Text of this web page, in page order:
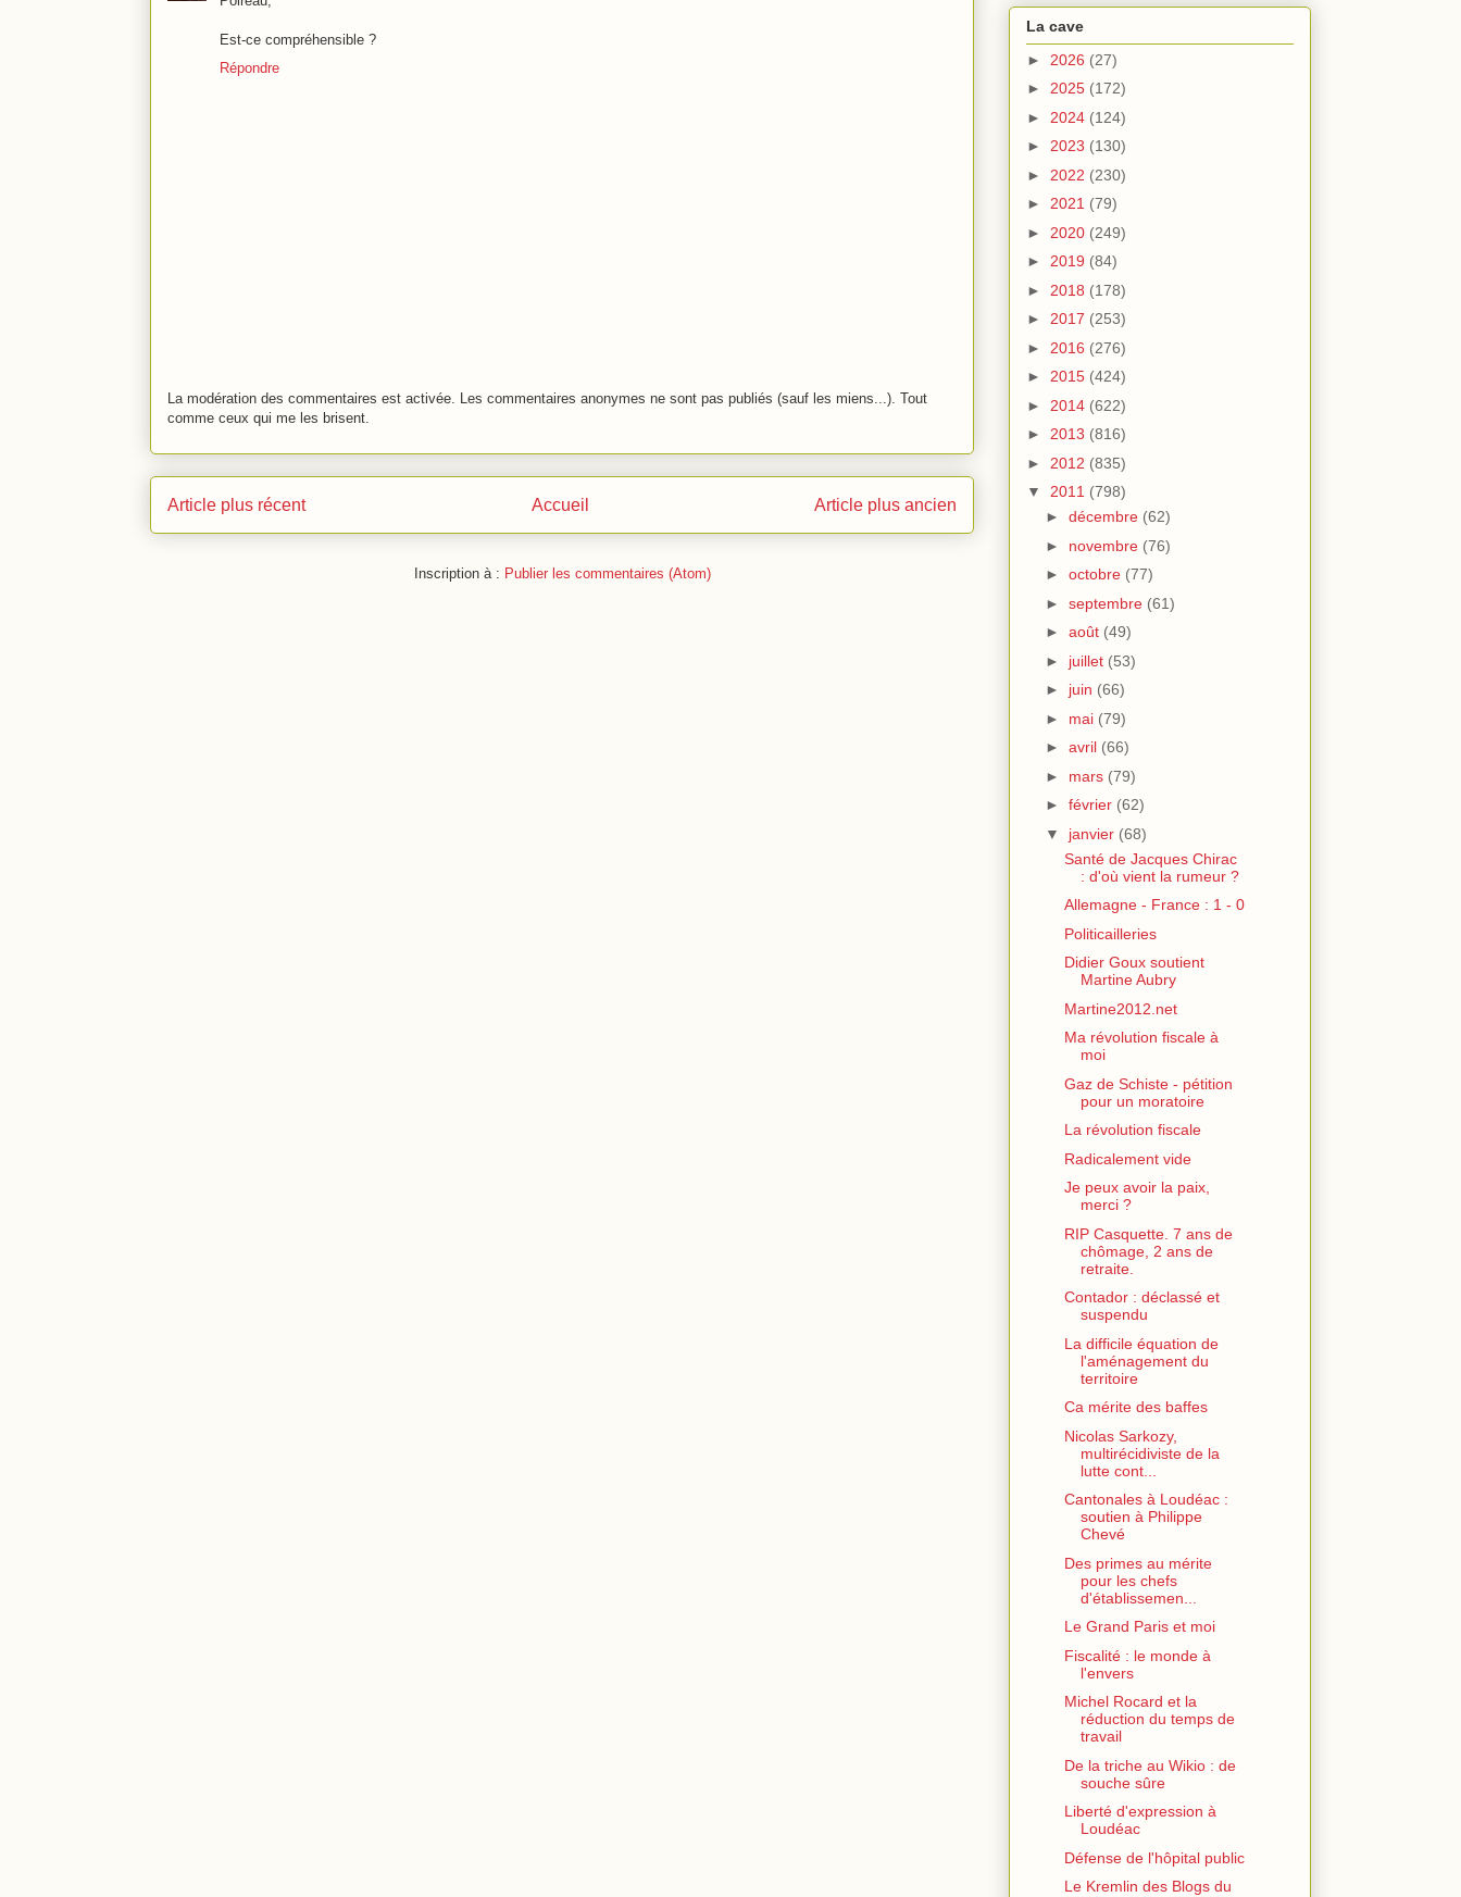
Est-ce compréhensible ?
Répondre
La modération des commentaires est activée. Les commentaires anonymes ne sont pas publiés (sauf les miens...). Tout
comme ceux qui me les brisent.
Article plus récent Article plus ancien
Accueil
Inscription à : Publier les commentaires (Atom)
La cave
► 2026 (27)
► 2025 (172)
► 2024 (124)
► 2023 (130)
► 2022 (230)
► 2021 (79)
► 2020 (249)
► 2019 (84)
► 2018 (178)
► 2017 (253)
► 2016 (276)
► 2015 (424)
► 2014 (622)
► 2013 (816)
► 2012 (835)
▼ 2011 (798)
► décembre (62)
► novembre (76)
► octobre (77)
► septembre (61)
► août (49)
► juillet (53)
► juin (66)
► mai (79)
► avril (66)
► mars (79)
► février (62)
▼ janvier (68)
Santé de Jacques Chirac
: d'où vient la rumeur ?
Allemagne - France : 1 - 0
Politicailleries
Didier Goux soutient
Martine Aubry
Martine2012.net
Ma révolution fiscale à
moi
Gaz de Schiste - pétition
pour un moratoire
La révolution fiscale
Radicalement vide
Je peux avoir la paix,
merci ?
RIP Casquette. 7 ans de
chômage, 2 ans de
retraite.
Contador : déclassé et
suspendu
La difficile équation de
l'aménagement du
territoire
Ca mérite des baffes
Nicolas Sarkozy,
multirécidiviste de la
lutte cont...
Cantonales à Loudéac :
soutien à Philippe
Chevé
Des primes au mérite
pour les chefs
d'établissemen...
Le Grand Paris et moi
Fiscalité : le monde à
l'envers
Michel Rocard et la
réduction du temps de
travail
De la triche au Wikio : de
souche sûre
Liberté d'expression à
Loudéac
Défense de l'hôpital public
Le Kremlin des Blogs du